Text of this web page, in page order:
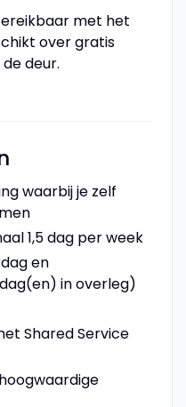
met het
over gratis
deur.
waarbij je zelf
1,5 dag per week
en
in overleg)
Shared Service